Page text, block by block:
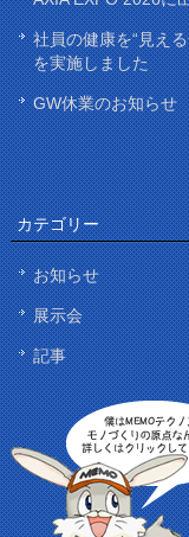
社員の健康を“見え
を実施しました
GW休業のお知らせ
カテゴリー
お知らせ
展示会
記事